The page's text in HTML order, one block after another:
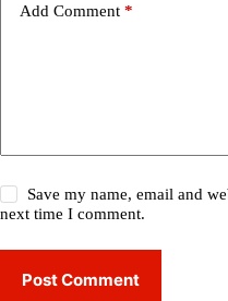
Add Comment *
Save my name, email and
next time I comment.
Post Comment